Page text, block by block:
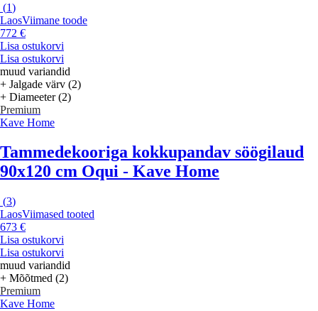
(1)
LaosViimane toode
772 €
Lisa ostukorvi
Lisa ostukorvi
muud variandid
+ Jalgade värv (2)
+ Diameeter (2)
Premium
Kave Home
Tammedekooriga kokkupandav söögilaud
90x120 cm Oqui - Kave Home
(3)
LaosViimased tooted
673 €
Lisa ostukorvi
Lisa ostukorvi
muud variandid
+ Mõõtmed (2)
Premium
Kave Home